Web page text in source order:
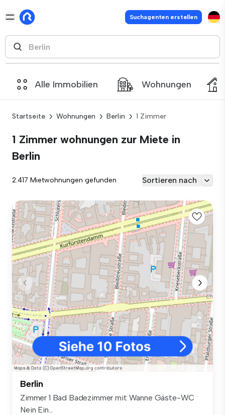
Suchagenten erstellen
Alle Immobilien Wohnungen
Startseite Wohnungen Berlin 1 Zimmer
1 Zimmer wohnungen zur Miete in
Berlin
2.417 Mietwohnungen gefunden Sortieren nach
Berlin
Zimmer 1 Bad Badezimmer mit Wanne Gäste-WC
Nein Ein...